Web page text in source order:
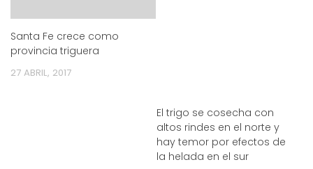
Santa Fe crece como
provincia triguera
27 ABRIL, 2017
El trigo se cosecha con
altos rindes en el norte y
hay temor por efectos de
la helada en el sur